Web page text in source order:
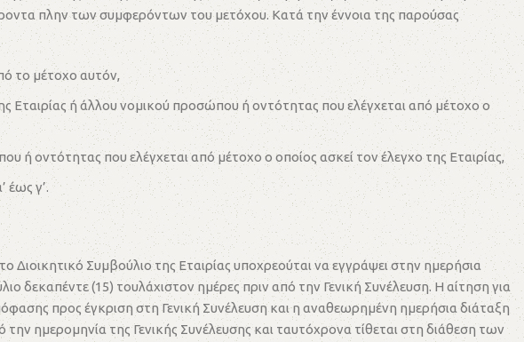
πλην των συμφερόντων του μετόχου. Κατά την έννοια της παρούσας
το μέτοχο αυτόν,
Εταιρίας ή άλλου νομικού προσώπου ή οντότητας που ελέγχεται από μέτοχο ο
ή οντότητας που ελέγχεται από μέτοχο ο οποίος ασκεί τον έλεγχο της Εταιρίας,
έως γ’.
Συμβούλιο της Εταιρίας υποχρεούται να εγγράψει στην ημερήσια
δεκαπέντε (15) τουλάχιστον ημέρες πριν από την Γενική Συνέλευση. Η αίτηση για
προς έγκριση στη Γενική Συνέλευση και η αναθεωρημένη ημερήσια διάταξη
ημερομηνία της Γενικής Συνέλευσης και ταυτόχρονα τίθεται στη διάθεση των